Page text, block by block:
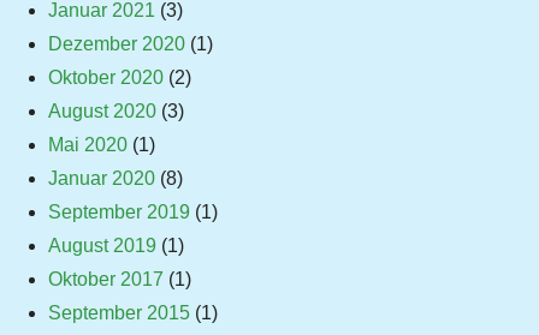
Januar 2021 (3)
Dezember 2020 (1)
Oktober 2020 (2)
August 2020 (3)
Mai 2020 (1)
Januar 2020 (8)
September 2019 (1)
August 2019 (1)
Oktober 2017 (1)
September 2015 (1)